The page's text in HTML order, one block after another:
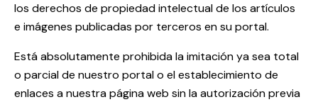
los derechos de propiedad intelectual de los artículos
e imágenes publicadas por terceros en su portal.
Está absolutamente prohibida la imitación ya sea total
o parcial de nuestro portal o el establecimiento de
enlaces a nuestra página web sin la autorización previa